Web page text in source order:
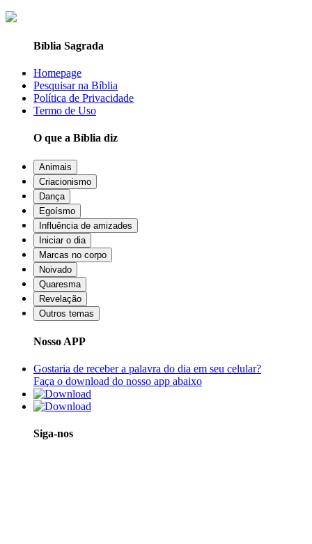
Bíblia Sagrada
Homepage
Pesquisar na Bíblia
Política de Privacidade
Termo de Uso
O que a Bíblia diz
Animais
Criacionismo
Dança
Egoísmo
Influência de amizades
Iniciar o dia
Marcas no corpo
Noivado
Quaresma
Revelação
Outros temas
Nosso APP
Gostaria de receber a palavra do dia em seu celular?
Faça o download do nosso app abaixo
Siga-nos